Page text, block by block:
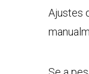
Ajustes